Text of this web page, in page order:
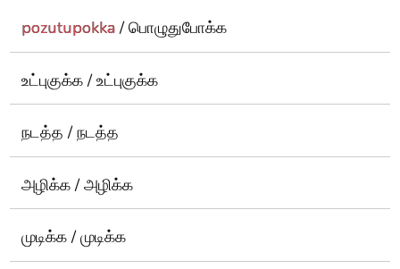
pozutupokka/ பொழுதுபோக்க
உட்புகுக்க / உட்புகுக்க
நடத்த / நடத்த
அழிக்க / அழிக்க
முடிக்க / முடிக்க